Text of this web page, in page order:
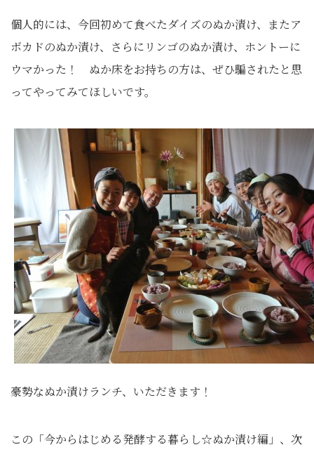
個人的には、今回初めて食べたダイズのぬか漬け、またア
ボカドのぬか漬け、さらにリンゴのぬか漬け、ホントーに
ウマかった！ ぬか床をお持ちの方は、ぜひ騙されたと思
ってやってみてほしいです。
豪勢なぬか漬けランチ、いただきます！
この「今からはじめる発酵する暮らし☆ぬか漬け編」、次